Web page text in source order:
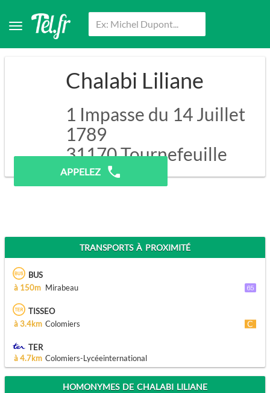
Chalabi Liliane
1 Impasse du 14 Juillet
1789
31170Tournefeuille
APPELEZ
TRANSPORTS À PROXIMITÉ
BUS
à 150m Mirabeau
TISSEO
à 3.4km Colomiers
TER
à 4.7km Colomiers-Lycéeinternational
HOMONYMES DE CHALABI LILIANE